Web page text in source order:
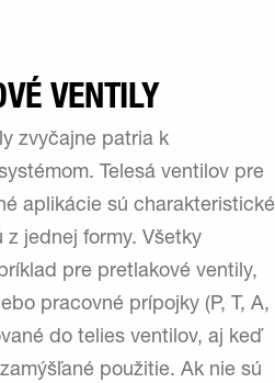
VENTILY
zvyčajne patria k
Telesá ventilov pre
aplikácie sú charakteristické
z jednej formy. Všetky
pre pretlakové ventily,
pracovné prípojky (P, T, A,
do telies ventilov, aj keď
použitie. Ak nie sú